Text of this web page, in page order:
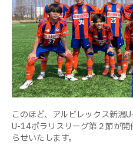
このほど、アルビレックス新
U-14ポラリスリーグ第２節が
らせいたします。